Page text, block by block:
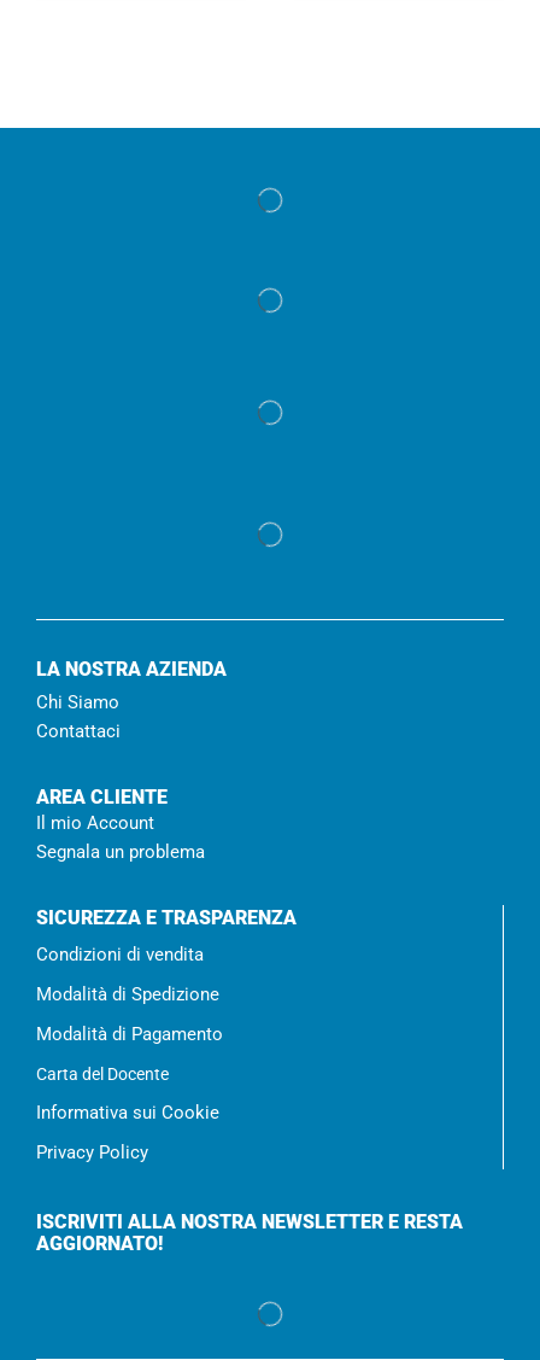
LA NOSTRA AZIENDA
Chi Siamo
Contattaci
AREA CLIENTE
Il mio Account
Segnala un problema
SICUREZZA E TRASPARENZA
Condizioni di vendita
Modalità di Spedizione
Modalità di Pagamento
Carta del Docente
Informativa sui Cookie
Privacy Policy
ISCRIVITI ALLA NOSTRA NEWSLETTER E RESTA
AGGIORNATO!